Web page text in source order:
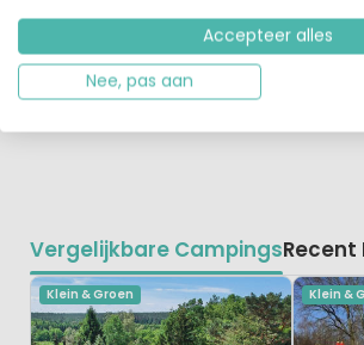
Vergelijkbare CampingsRecent
Klein & Groen Klein &
Accepteer alles
Nee, pas aan